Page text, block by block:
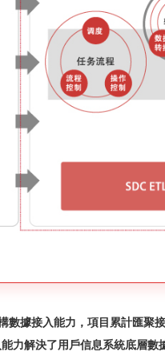
融合、關鍵數據接入受阻等問題。
務數據 ·整合分析發現群眾真
措。 ·以人口分析為例：采集